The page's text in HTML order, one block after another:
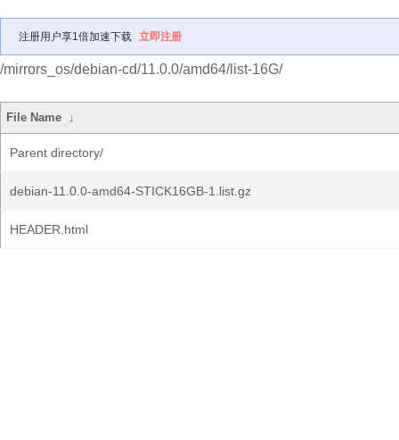
注册用户享1倍加速下载 立即注册
/mirrors_os/debian-cd/11.0.0/amd64/list-16G/
File Name ↓
Parent directory/
debian-11.0.0-amd64-STICK16GB-1.list.gz
HEADER.html